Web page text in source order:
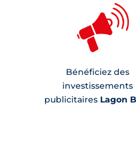
Bénéficiez des
investissements
publicitaires Lagon